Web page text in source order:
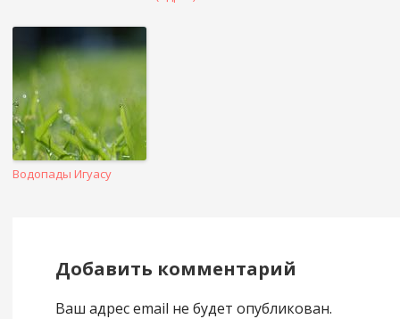
Водопады Игуасу
Добавить комментарий
Ваш адрес email не будет опубликован.